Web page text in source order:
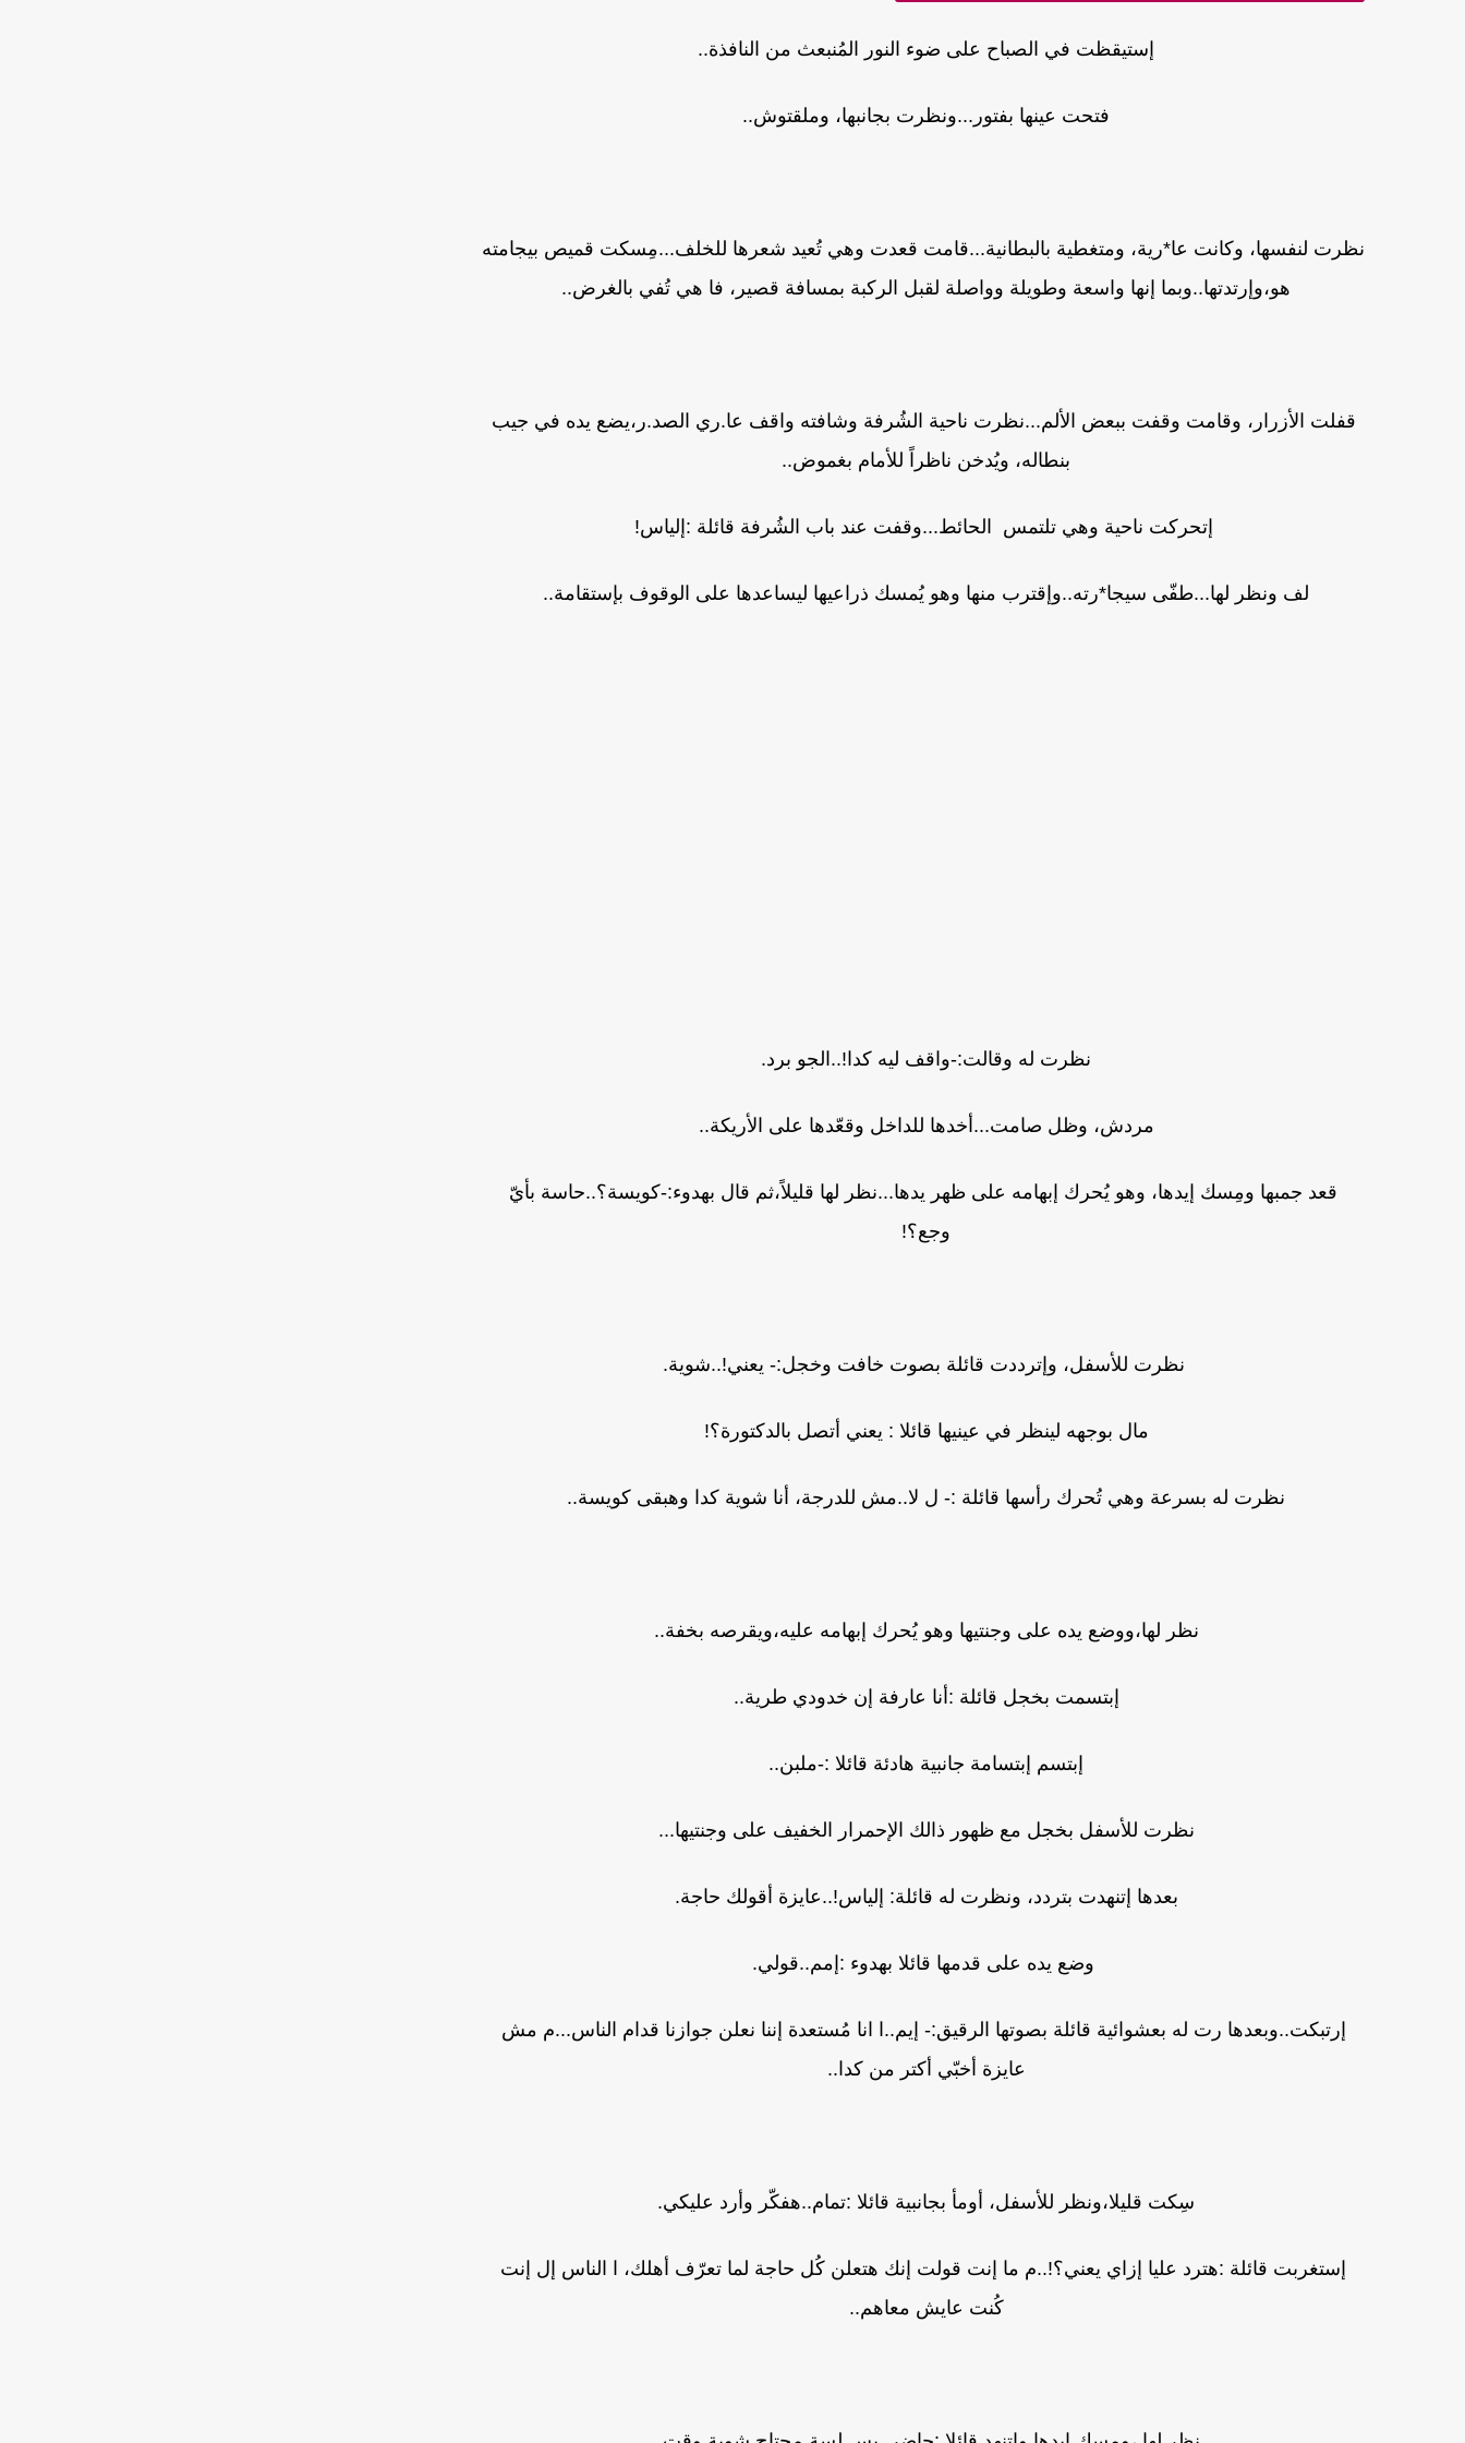
إستيقظت في الصباح على ضوء النور المُنبعث من النافذة..
فتحت عينها بفتور...ونظرت بجانبها، وملقتوش..
نظرت لنفسها، وكانت عا*رية، ومتغطية بالبطانية...قامت قعدت وهي تُعيد شعرها للخلف...مِسكت قميص بيجامته
هو،وإرتدتها..وبما إنها واسعة وطويلة وواصلة لقبل الركبة بمسافة قصير، فا هي تُفي بالغرض..
قفلت الأزرار، وقامت وقفت ببعض الألم...نظرت ناحية الشُرفة وشافته واقف عا.ري الصد.ر،يضع يده في جيب
بنطاله، ويُدخن ناظراً للأمام بغموض..
إتحركت ناحية وهي تلتمس الحائط...وقفت عند باب الشُرفة قائلة :إلياس!
لف ونظر لها...طفّى سيجا*رته..وإقترب منها وهو يُمسك ذراعيها ليساعدها على الوقوف بإستقامة..
نظرت له وقالت:-واقف ليه كدا!..الجو برد.
مردش، وظل صامت...أخدها للداخل وقعّدها على الأريكة..
قعد جمبها ومِسك إيدها، وهو يُحرك إبهامه على ظهر يدها...نظر لها قليلاً،ثم قال بهدوء:-كويسة؟..حاسة بأيّ
وجع؟!
نظرت للأسفل، وإترددت قائلة بصوت خافت وخجل:- يعني!..شوية.
مال بوجهه لينظر في عينيها قائلا : يعني أتصل بالدكتورة؟!
نظرت له بسرعة وهي تُحرك رأسها قائلة :- ل لا..مش للدرجة، أنا شوية كدا وهبقى كويسة..
نظر لها،ووضع يده على وجنتيها وهو يُحرك إبهامه عليه،ويقرصه بخفة..
إبتسمت بخجل قائلة :أنا عارفة إن خدودي طرية..
إبتسم إبتسامة جانبية هادئة قائلا :-ملبن..
نظرت للأسفل بخجل مع ظهور ذالك الإحمرار الخفيف على وجنتيها...
بعدها إتنهدت بتردد، ونظرت له قائلة: إلياس!..عايزة أقولك حاجة.
وضع يده على قدمها قائلا بهدوء :إمم..قولي.
إرتبكت..وبعدها رت له بعشوائية قائلة بصوتها الرقيق:- إيم..ا انا مُستعدة إننا نعلن جوازنا قدام الناس...م مش
عايزة أخبّي أكتر من كدا..
سِكت قليلا،ونظر للأسفل، أومأ بجانبية قائلا :تمام..هفكّر وأرد عليكي.
إستغربت قائلة :هترد عليا إزاي يعني؟!..م ما إنت قولت إنك هتعلن كُل حاجة لما تعرّف أهلك، ا الناس إل إنت
كُنت عايش معاهم..